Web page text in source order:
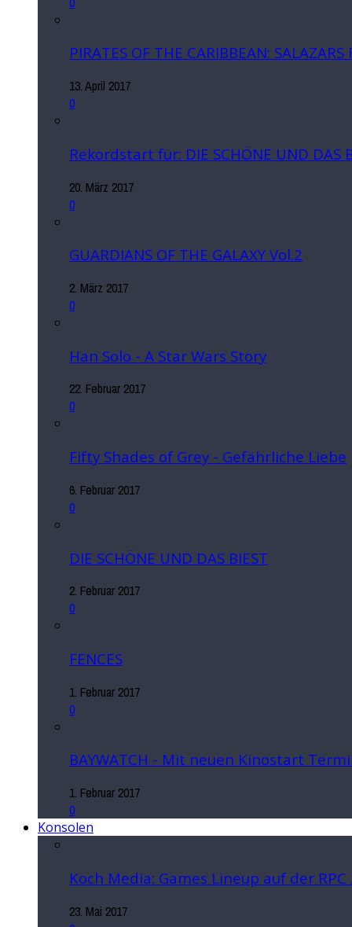
PIRATES OF THE CARIBBEAN: SALAZARS
13. April 2017
0
Rekordstart für: DIE SCHÖNE UND DAS
20. März 2017
0
GUARDIANS OF THE GALAXY Vol.2
2. März 2017
0
Han Solo - A Star Wars Story
22. Februar 2017
0
Fifty Shades of Grey - Gefährliche Liebe
6. Februar 2017
0
DIE SCHÖNE UND DAS BIEST
2. Februar 2017
0
FENCES
1. Februar 2017
0
BAYWATCH - Mit neuen Kinostart
1. Februar 2017
0
Konsolen
Koch Media: Games Lineup auf der RPC
23. Mai 2017